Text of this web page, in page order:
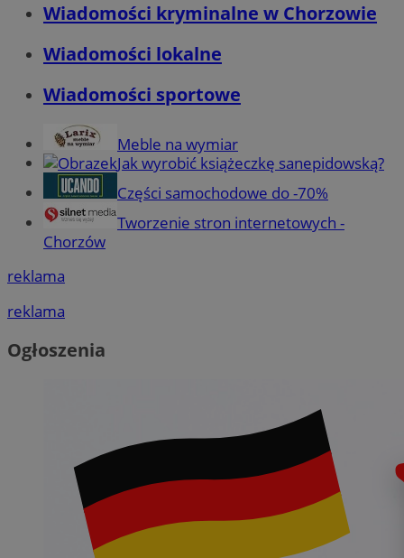
Wiadomości kryminalne w Chorzowie
Wiadomości lokalne
Wiadomości sportowe
Meble na wymiar
Jak wyrobić książeczkę sanepidowską?
Części samochodowe do -70%
Tworzenie stron internetowych -
Chorzów
reklama
reklama
Ogłoszenia